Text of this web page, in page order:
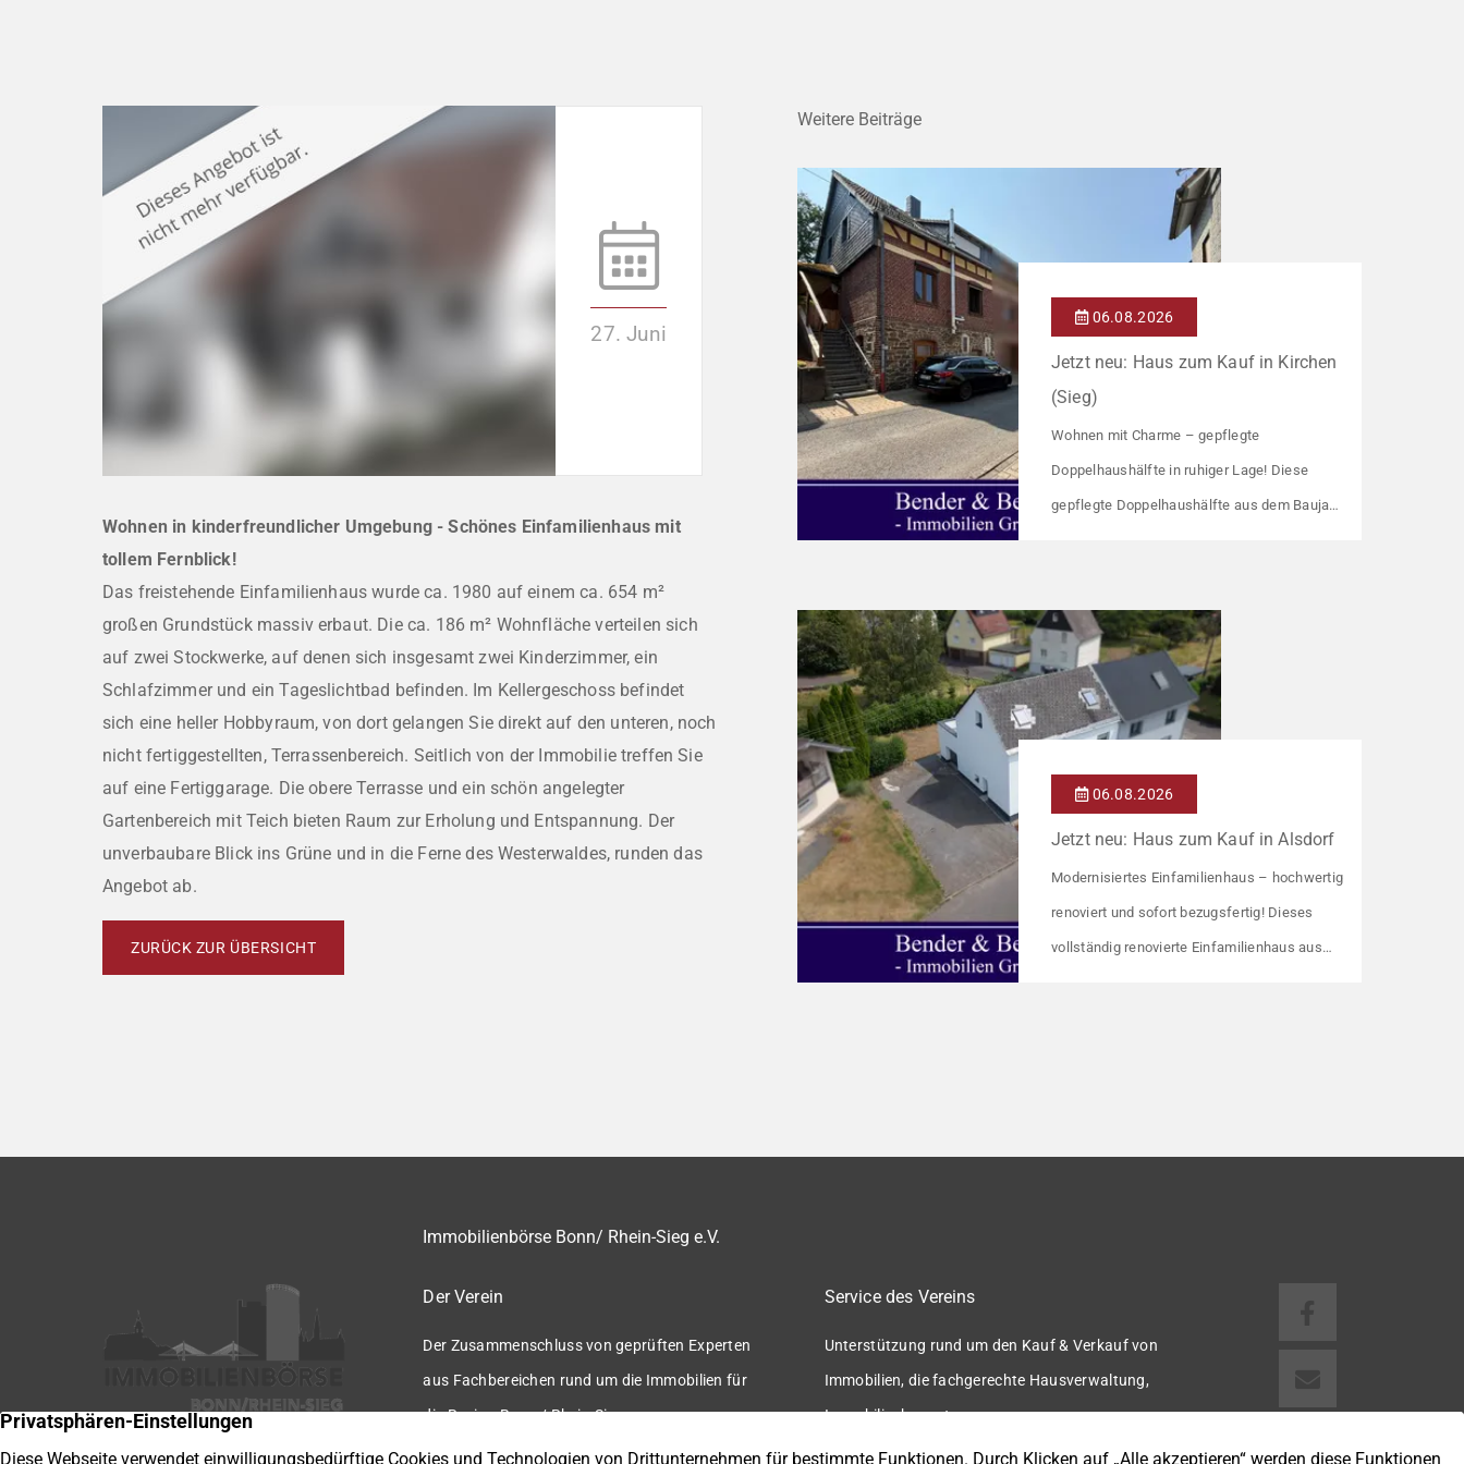
27. Juni
Wohnen in kinderfreundlicher Umgebung - Schönes Einfamilienhaus mit
tollem Fernblick!
Das freistehende Einfamilienhaus wurde ca. 1980 auf einem ca. 654 m²
großen Grundstück massiv erbaut. Die ca. 186 m² Wohnfläche verteilen sich
auf zwei Stockwerke, auf denen sich insgesamt zwei Kinderzimmer, ein
Schlafzimmer und ein Tageslichtbad befinden. Im Kellergeschoss befindet
sich eine heller Hobbyraum, von dort gelangen Sie direkt auf den unteren, noch
nicht fertiggestellten, Terrassenbereich. Seitlich von der Immobilie treffen Sie
auf eine Fertiggarage. Die obere Terrasse und ein schön angelegter
Gartenbereich mit Teich bieten Raum zur Erholung und Entspannung. Der
unverbaubare Blick ins Grüne und in die Ferne des Westerwaldes, runden das
Angebot ab.
ZURÜCK ZUR ÜBERSICHT
Weitere Beiträge
06.08.2026
Jetzt neu: Haus zum Kauf in Kirchen
(Sieg)
Wohnen mit Charme – gepflegte
Doppelhaushälfte in ruhiger Lage! Diese
gepflegte Doppelhaushälfte aus dem Baujahr
Wohnatmosphäre. Die Immobilie befindet
sich in einer guten Wohnlage und eignet sich
ideal für Paare oder kleine Familien. Die
Wohnräume präsentieren sich in einem
06.08.2026
Jetzt neu: Haus zum Kauf in Alsdorf
Modernisiertes Einfamilienhaus – hochwertig
renoviert und sofort bezugsfertig! Dieses
vollständig renovierte Einfamilienhaus aus
ideal für alle, die ohne größeren Aufwand
Immobilienbörse Bonn/ Rhein-Sieg e.V.
Der Verein
Der Zusammenschluss von geprüften Experten
aus Fachbereichen rund um die Immobilien für
die Region Bonn / Rhein-Sieg.
Service des Vereins
Unterstützung rund um den Kauf & Verkauf von
Immobilien, die fachgerechte Hausverwaltung,
Immobilienbewertung u.v.m.